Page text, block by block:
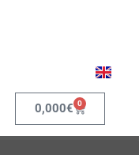
0,000€ 0